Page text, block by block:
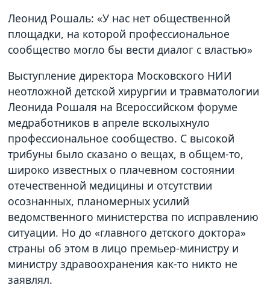
Леонид Рошаль: «У нас нет общественной
площадки, на которой профессиональное
сообщество могло бы вести диалог с властью»
Выступление директора Московского НИИ
неотложной детской хирургии и травматологии
Леонида Рошаля на Всероссийском форуме
медработников в апреле всколыхнуло
профессиональное сообщество. С высокой
трибуны было сказано о вещах, в общем-то,
широко известных о плачевном состоянии
отечественной медицины и отсутствии
осознанных, планомерных усилий
ведомственного министерства по исправлению
ситуации. Но до «главного детского доктора»
страны об этом в лицо премьер-министру и
министру здравоохранения как-то никто не
заявлял.